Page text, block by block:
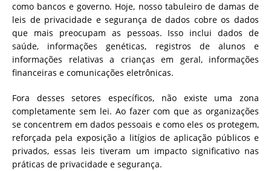
como bancos e governo. Hoje, nosso tabuleiro de damas de
leis de privacidade e segurança de dados cobre os dados
que mais preocupam as pessoas. Isso inclui dados de
saúde, informações genéticas, registros de alunos e
informações relativas a crianças em geral, informações
financeiras e comunicações eletrônicas.
Fora desses setores específicos, não existe uma zona
completamente sem lei. Ao fazer com que as organizações
se concentrem em dados pessoais e como eles os protegem,
reforçada pela exposição a litígios de aplicação públicos e
privados, essas leis tiveram um impacto significativo nas
práticas de privacidade e segurança.